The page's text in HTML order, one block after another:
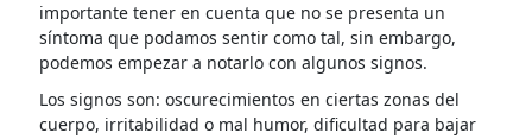
importante tener en cuenta que no se presenta un
síntoma que podamos sentir como tal, sin embargo,
podemos empezar a notarlo con algunos signos.
Los signos son: oscurecimientos en ciertas zonas del
cuerpo, irritabilidad o mal humor, dificultad para bajar